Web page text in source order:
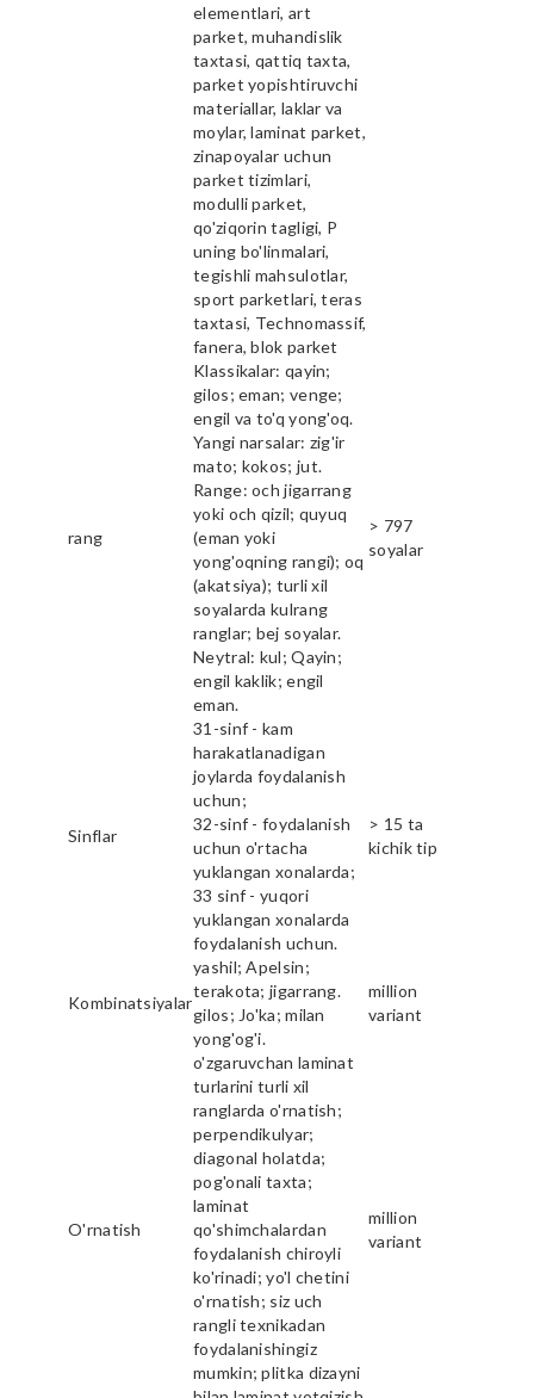
elementlari, art
parket, muhandislik
taxtasi, qattiq taxta,
parket yopishtiruvchi
materiallar, laklar va
moylar, laminat parket,
zinapoyalar uchun
parket tizimlari,
modulli parket,
qo'ziqorin tagligi, P
uning bo'linmalari,
tegishli mahsulotlar,
sport parketlari, teras
taxtasi, Technomassif,
fanera, blok parket
rang
Klassikalar: qayin;
gilos; eman; venge;
engil va to'q yong'oq.
Yangi narsalar: zig'ir
mato; kokos; jut.
Range: och jigarrang
yoki och qizil; quyuq
(eman yoki
yong'oqning rangi); oq
(akatsiya); turli xil
soyalarda kulrang
ranglar; bej soyalar.
Neytral: kul; Qayin;
engil kaklik; engil
eman.
> 797
soyalar
Sinflar
31-sinf - kam
harakatlanadigan
joylarda foydalanish
uchun;
32-sinf - foydalanish
uchun o'rtacha
yuklangan xonalarda;
33 sinf - yuqori
yuklangan xonalarda
foydalanish uchun.
> 15 ta
kichik tip
Kombinatsiyalar
yashil; Apelsin;
terakota; jigarrang.
gilos; Jo'ka; milan
yong'og'i.
million
variant
O'rnatish
o'zgaruvchan laminat
turlarini turli xil
ranglarda o'rnatish;
perpendikulyar;
diagonal holatda;
pog'onali taxta;
laminat
qo'shimchalardan
foydalanish chiroyli
ko'rinadi; yo'l chetini
o'rnatish; siz uch
rangli texnikadan
foydalanishingiz
mumkin; plitka dizayni
million
variant